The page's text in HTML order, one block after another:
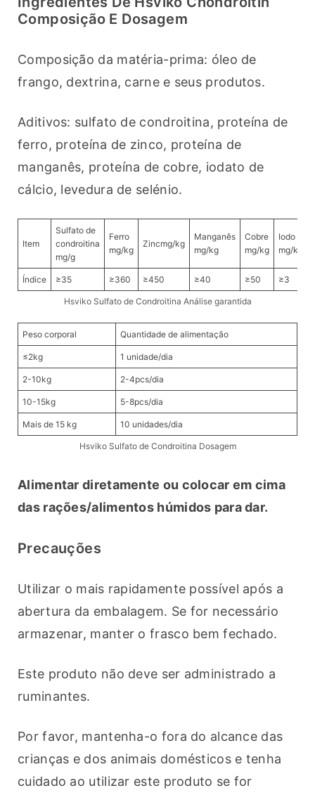
Composição E Dosagem
Composição da matéria-prima: óleo de
frango, dextrina, carne e seus produtos.
Aditivos: sulfato de condroitina, proteína de
ferro, proteína de zinco, proteína de
manganês, proteína de cobre, iodato de
cálcio, levedura de selénio.
Item
Sulfato de
condroitina
mg/g
Ferro
mg/kg
Zincmg/kg
Manganês
mg/kg
Cobre
mg/kg
Iodo
mg/kg
Índice ≥35 ≥360 ≥450 ≥40 ≥50 ≥3
Hsviko Sulfato de Condroitina Análise garantida
Peso corporal Quantidade de alimentação
≤2kg 1 unidade/dia
2-10kg 2-4pcs/dia
10-15kg 5-8pcs/dia
Mais de 15 kg 10 unidades/dia
Hsviko Sulfato de Condroitina Dosagem
Alimentar diretamente ou colocar em cima
das rações/alimentos húmidos para dar.
Precauções
Utilizar o mais rapidamente possível após a
abertura da embalagem. Se for necessário
armazenar, manter o frasco bem fechado.
Este produto não deve ser administrado a
ruminantes.
Por favor, mantenha-o fora do alcance das
crianças e dos animais domésticos e tenha
cuidado ao utilizar este produto se for